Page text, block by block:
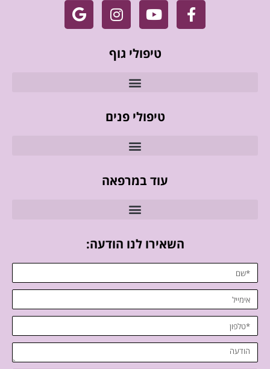
טיפולי גוף
טיפולי פנים
עוד במרפאה
השאירו לנו הודעה: